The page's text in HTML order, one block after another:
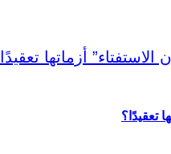
تعقيدًا؟